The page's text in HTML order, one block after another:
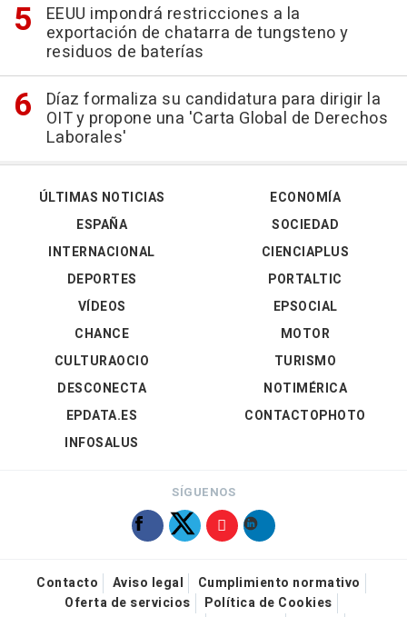
EEUU impondrá restricciones a la
exportación de chatarra de tungsteno y
residuos de baterías
Díaz formaliza su candidatura para dirigir la
OIT y propone una 'Carta Global de Derechos
Laborales'
ÚLTIMAS NOTICIAS
ESPAÑA
INTERNACIONAL
DEPORTES
VÍDEOS
ECONOMÍA
SOCIEDAD
CIENCIAPLUS
PORTALTIC
EPSOCIAL
CHANCE
CULTURAOCIO
DESCONECTA
EPDATA.ES
INFOSALUS
MOTOR
TURISMO
NOTIMÉRICA
CONTACTOPHOTO
SÍGUENOS
Contacto Aviso legal
Cumplimiento normativo
Oferta de servicios
Política de Cookies